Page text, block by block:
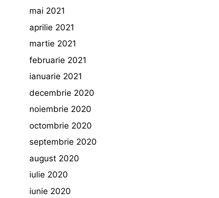
mai 2021
aprilie 2021
martie 2021
februarie 2021
ianuarie 2021
decembrie 2020
noiembrie 2020
octombrie 2020
septembrie 2020
august 2020
iulie 2020
iunie 2020